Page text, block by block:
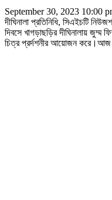
September 30, 2023 10:00
দীঘিনালা প্রতিনিধি, সিএইচটি
দিবসে খাগড়াছড়ির দীঘিনালায়
চিত্র প্রর্দশনীর আয়োজন করে।আজ